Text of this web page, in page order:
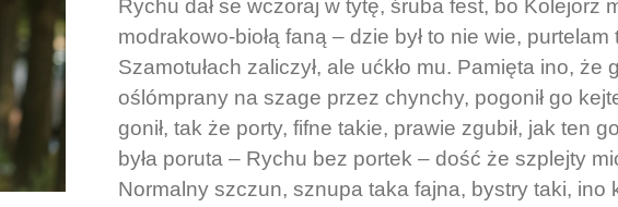
Rychu dał se wczoraj w tytę, śruba fest, bo Kolejorz
modrakowo-biołą faną – dzie był to nie wie,
Szamotułach zaliczył, ale ućkło mu. Pamięta ino, że
oślómprany na szage przez chynchy, pogonił go
gonił, tak że porty, fifne takie, prawie zgubił, jak ten
była poruta – Rychu bez portek – dość że szplejty
Normalny szczun, sznupa taka fajna, bystry taki, ino